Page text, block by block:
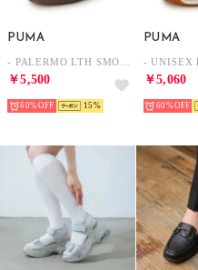
PUMA
￥5,500
60% 15
PUMA
￥5,060
60%